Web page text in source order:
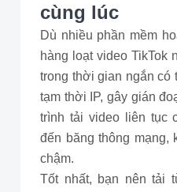
cùng lúc
Dù nhiều phần mềm
hàng loạt video TikTok
trong thời gian ngắn có
tạm thời IP, gây gián
trình tải video liên tục
đến băng thông mạng,
chậm.
Tốt nhất, bạn nên tải